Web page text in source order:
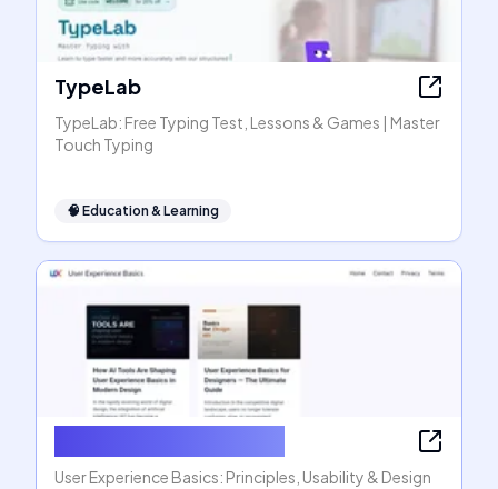
TypeLab
TypeLab: Free Typing Test, Lessons & Games | Master
Touch Typing
🧠 Education & Learning
User Experience Basics: Principles, Usability & Design